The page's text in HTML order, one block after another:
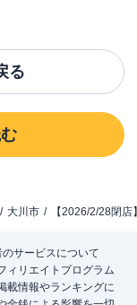
る
大川市 【2026/2/28閉
サービスについて
ィリエイトプログラム
載情報やランキングに